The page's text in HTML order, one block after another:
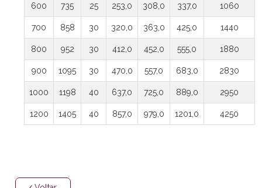
600 735 25 253,0 308,0 337,0 1060
700 858 30 320,0 363,0 425,0 1440
800 952 30 412,0 452,0 555,0 1880
900 1095 30 470,0 557,0 683,0 2830
1000 1198 40 637,0 725,0 889,0 2950
1200 1405 40 857,0 979,0 1201,0 4250